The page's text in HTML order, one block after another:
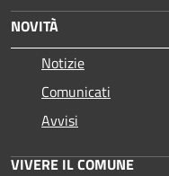
NOVITÀ
Notizie
Comunicati
Avvisi
VIVERE IL COMUNE